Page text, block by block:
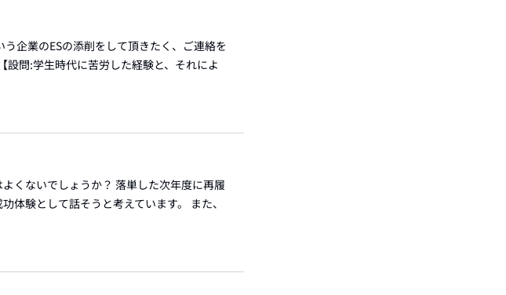
企業のESの添削をして頂きたく、ご連絡を
設問:学生時代に苦労した経験と、それによ
くないでしょうか？ 落単した次年度に再履
体験として話そうと考えています。 また、